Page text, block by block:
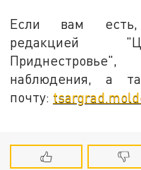
Если вам
редакцией
наблюдения, а
почту: